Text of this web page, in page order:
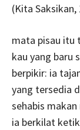
(Kita Saksikan,
mata pisau itu
kau yang baru
berpikir: ia
yang tersedia
sehabis
ia berkilat